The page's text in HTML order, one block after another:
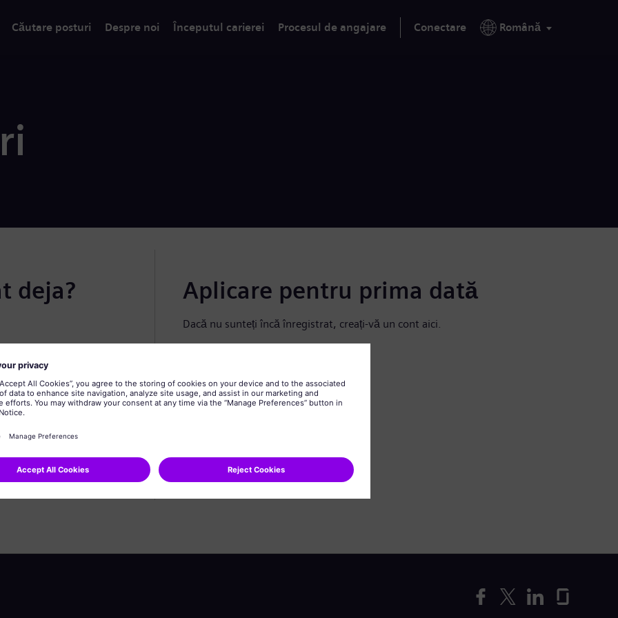
Căutare posturi Despre noi Începutul carierei Procesul de angajare Conectare Română
deja? Aplicare pentru prima dată
Dacă nu sunteți încă înregistrat, creați-vă un cont aici.